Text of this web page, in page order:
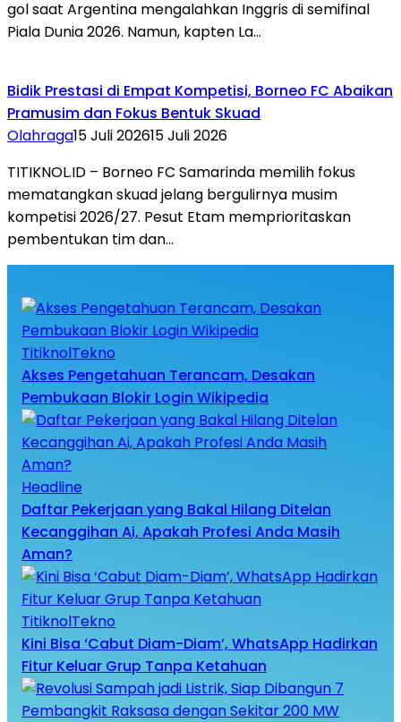
gol saat Argentina mengalahkan Inggris di semifinal
Piala Dunia 2026. Namun, kapten La…
Bidik Prestasi di Empat Kompetisi, Borneo FC Abaikan
Pramusim dan Fokus Bentuk Skuad
Olahraga15 Juli 202615 Juli 2026
TITIKNOL.ID – Borneo FC Samarinda memilih fokus
mematangkan skuad jelang bergulirnya musim
kompetisi 2026/27. Pesut Etam memprioritaskan
pembentukan tim dan…
TitiknolTekno
Akses Pengetahuan Terancam, Desakan
Pembukaan Blokir Login Wikipedia
Headline
Daftar Pekerjaan yang Bakal Hilang Ditelan
Kecanggihan Ai, Apakah Profesi Anda Masih
Aman?
TitiknolTekno
Kini Bisa ‘Cabut Diam-Diam’, WhatsApp Hadirkan
Fitur Keluar Grup Tanpa Ketahuan